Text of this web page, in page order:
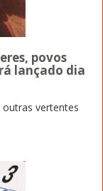
povos
lançado dia
vertentes